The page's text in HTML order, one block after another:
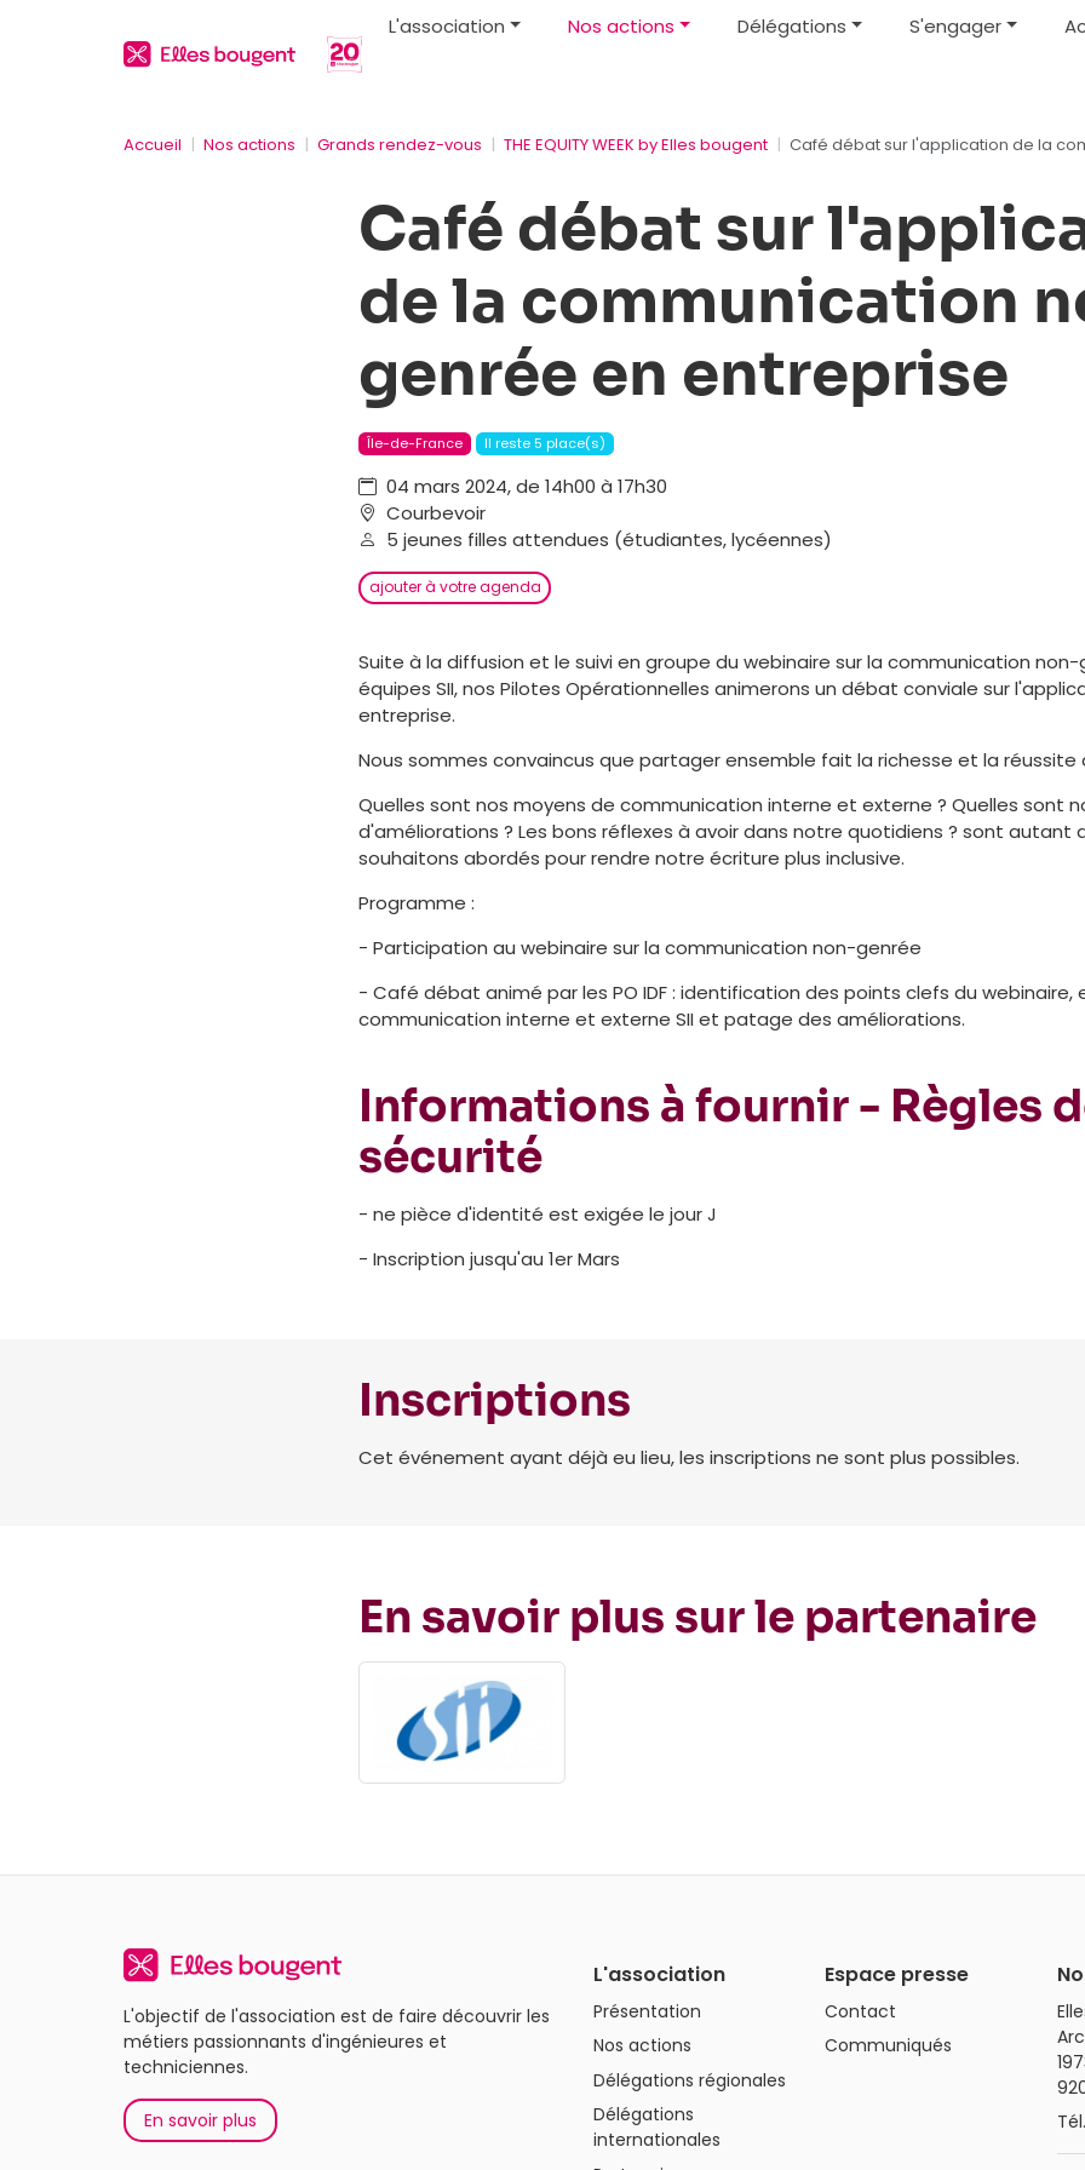
L'association Nos actions Délégations S'engager
Accueil Nos actions Grands rendez-vous THE EQUITY WEEK by Elles bougent Café débat sur l'application de la
Café débat sur
de la communication
genrée en entreprise
Île-de-France Il reste 5 place(s)
04 mars 2024, de 14h00 à 17h30
Courbevoir
5 jeunes filles attendues (étudiantes, lycéennes)
ajouter à votre agenda
Suite à la diffusion et le suivi en groupe du webinaire sur la communication
équipes SII, nos Pilotes Opérationnelles animerons un débat conviale sur
entreprise.
Nous sommes convaincus que partager ensemble fait la richesse et la
Quelles sont nos moyens de communication interne et externe ? Quelles sont
d'améliorations ? Les bons réflexes à avoir dans notre quotidiens ? sont autant
souhaitons abordés pour rendre notre écriture plus inclusive.
Programme :
- Participation au webinaire sur la communication non-genrée
- Café débat animé par les PO IDF : identification des points clefs du webinaire,
communication interne et externe SII et patage des améliorations.
Informations à fournir - Règles
sécurité
- ne pièce d'identité est exigée le jour J
- Inscription jusqu'au 1er Mars
Inscriptions
Cet événement ayant déjà eu lieu, les inscriptions ne sont plus possibles.
En savoir plus sur le partenaire
L'objectif de l'association est de faire découvrir les
métiers passionnants d'ingénieures et
techniciennes.
En savoir plus
L'association
Présentation
Nos actions
Délégations régionales
Délégations
internationales
Espace presse
Contact
Communiqués